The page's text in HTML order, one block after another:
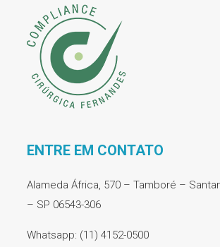
ENTRE EM CONTATO
Alameda África, 570 – Tamboré –
– SP 06543-306
Whatsapp: (11) 4152-0500